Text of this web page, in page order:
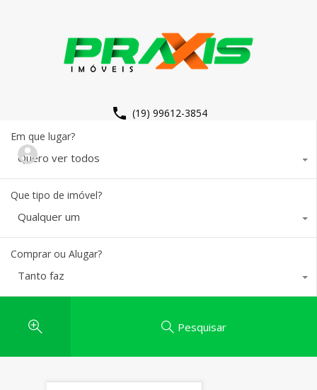
(19) 99612-3854
Em que lugar?
Quero ver todos
Que tipo de imóvel?
Qualquer um
Comprar ou Alugar?
Tanto faz
Pesquisar